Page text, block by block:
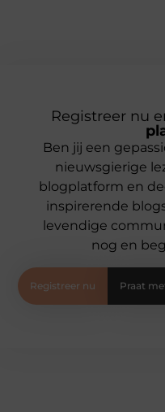
Registreer nu
Ben jij een
nieuwsgierige
blogplatform en
inspirerende
levendige
nog en
Registreer nu Praat